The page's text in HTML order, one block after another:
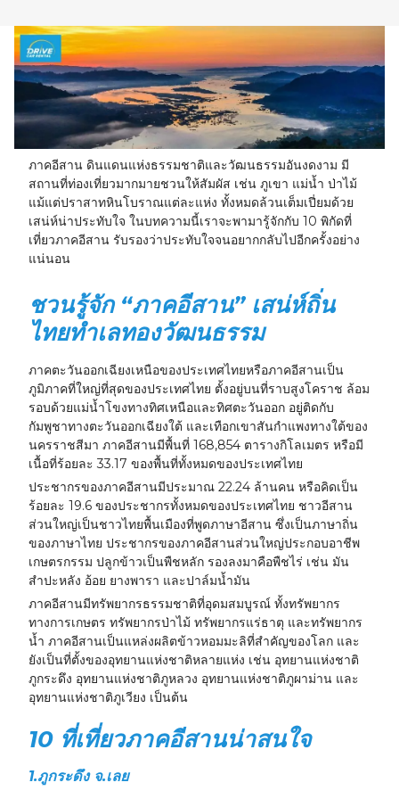
30 31 1
ภาคอีสาน ดินแดนแห่งธรรมชาติและวัฒนธรรมอันงดงาม มี
สถานที่ท่องเที่ยวมากมายชวนให้สัมผัส เช่น ภูเขา แม่น้ำ ป่าไม้
แม้แต่ปราสาทหินโบราณแต่ละแห่ง ทั้งหมดล้วนเต็มเปี่ยมด้วย
เสน่ห์น่าประทับใจ ในบทความนี้เราจะพามารู้จักกับ 10 พิกัดที่
เที่ยวภาคอีสาน รับรองว่าประทับใจจนอยากกลับไปอีกครั้งอย่าง
แน่นอน
ชวนรู้จัก “ภาคอีสาน” เสน่ห์ถิ่น
ไทยทำเลทองวัฒนธรรม
ภาคตะวันออกเฉียงเหนือของประเทศไทยหรือภาคอีสานเป็น
ภูมิภาคที่ใหญ่ที่สุดของประเทศไทย ตั้งอยู่บนที่ราบสูงโคราช ล้อม
รอบด้วยแม่น้ำโขงทางทิศเหนือและทิศตะวันออก อยู่ติดกับ
กัมพูชาทางตะวันออกเฉียงใต้ และเทือกเขาสันกำแพงทางใต้ของ
นครราชสีมา ภาคอีสานมีพื้นที่ 168,854 ตารางกิโลเมตร หรือมี
เนื้อที่ร้อยละ 33.17 ของพื้นที่ทั้งหมดของประเทศไทย
ประชากรของภาคอีสานมีประมาณ 22.24 ล้านคน หรือคิดเป็น
ร้อยละ 19.6 ของประชากรทั้งหมดของประเทศไทย ชาวอีสาน
ส่วนใหญ่เป็นชาวไทยพื้นเมืองที่พูดภาษาอีสาน ซึ่งเป็นภาษาถิ่น
ของภาษาไทย ประชากรของภาคอีสานส่วนใหญ่ประกอบอาชีพ
เกษตรกรรม ปลูกข้าวเป็นพืชหลัก รองลงมาคือพืชไร่ เช่น มัน
สำปะหลัง อ้อย ยางพารา และปาล์มน้ำมัน
ภาคอีสานมีทรัพยากรธรรมชาติที่อุดมสมบูรณ์ ทั้งทรัพยากร
ทางการเกษตร ทรัพยากรป่าไม้ ทรัพยากรแร่ธาตุ และทรัพยากร
น้ำ ภาคอีสานเป็นแหล่งผลิตข้าวหอมมะลิที่สำคัญของโลก และ
ยังเป็นที่ตั้งของอุทยานแห่งชาติหลายแห่ง เช่น อุทยานแห่งชาติ
ภูกระดึง อุทยานแห่งชาติภูหลวง อุทยานแห่งชาติภูผาม่าน และ
อุทยานแห่งชาติภูเวียง เป็นต้น
10 ที่เที่ยวภาคอีสานน่าสนใจ
1.ภูกระดึง จ.เลย